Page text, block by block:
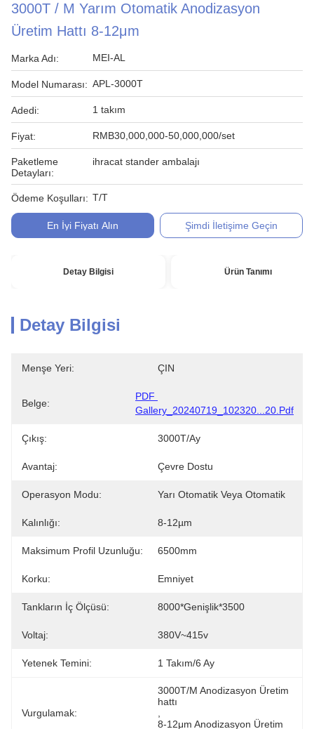
3000T / M Yarım Otomatik Anodizasyon
Üretim Hattı 8-12μm
Marka Adı: MEI-AL
Model Numarası: APL-3000T
Adedi: 1 takım
Fiyat: RMB30,000,000-50,000,000/set
Paketleme
Detayları:
ihracat stander ambalajı
Ödeme Koşulları: T/T
En İyi Fiyatı Alın Şimdi İletişime Geçin
Detay Bilgisi Ürün Tanımı
Detay Bilgisi
Menşe Yeri: ÇIN
Belge:
PDF
Gallery_20240719_102320...20.pdf
Çıkış: 3000T/ay
Avantaj: Çevre Dostu
Operasyon Modu: Yarı Otomatik Veya Otomatik
Kalınlığı: 8-12µm
Maksimum Profil Uzunluğu: 6500mm
Korku: Emniyet
Tankların İç Ölçüsü: 8000*genişlik*3500
Voltaj: 380V~415v
Yetenek Temini: 1 Takım/6 Ay
Vurgulamak:
3000T/M Anodizasyon Üretim
hattı
8-12μm Anodizasyon Üretim